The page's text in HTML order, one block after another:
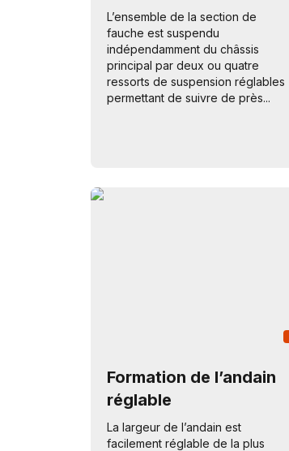
L’ensemble de la section de
fauche est suspendu
indépendamment du châssis
principal par deux ou quatre
ressorts de suspension réglables
permettant de suivre de près...
Formation de l’andain
réglable
La largeur de l’andain est
facilement réglable de la plus